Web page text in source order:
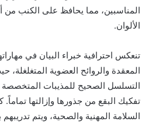
المناسبين، مما يحافظ على الكنب من
الألوان.
تنعكس احترافية خبراء البيان في
المعقدة والروائح العضوية
التسلسل الصحيح للمذيبات المتخصصة
تفكيك البقع من جذورها وإزالتها تماماً.
السلامة المهنية والصحية، ويتم